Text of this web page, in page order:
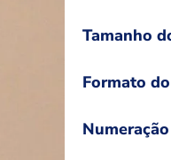
Tamanho
Formato
Numeração